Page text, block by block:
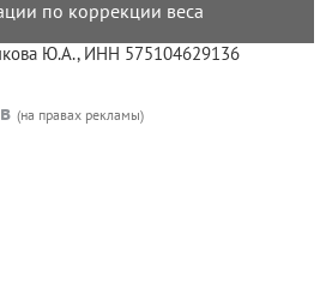
по коррекции веса
Ю.А., ИНН 575104629136
(на правах рекламы)